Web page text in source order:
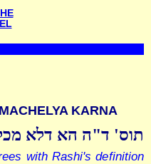
KARNA
תוס' ד"ה הא דלא
with Rashi's definition